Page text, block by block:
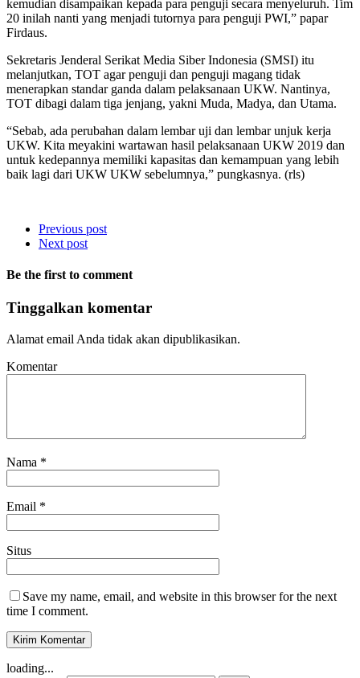
kemudian disampaikan kepada para penguji secara menyeluruh. Tim
20 inilah nanti yang menjadi tutornya para penguji PWI,” papar
Firdaus.
Sekretaris Jenderal Serikat Media Siber Indonesia (SMSI) itu
melanjutkan, TOT agar penguji dan penguji magang tidak
menerapkan standar ganda dalam pelaksanaan UKW. Nantinya,
TOT dibagi dalam tiga jenjang, yakni Muda, Madya, dan Utama.
“Sebab, ada perubahan dalam lembar uji dan lembar unjuk kerja
UKW. Kita meyakini wartawan hasil pelaksanaan UKW 2019 dan
untuk kedepannya memiliki kapasitas dan kemampuan yang lebih
baik lagi dari UKW UKW sebelumnya,” pungkasnya. (rls)
Previous post
Next post
Be the first to comment
Tinggalkan komentar
Alamat email Anda tidak akan dipublikasikan.
Komentar
Nama *
Email *
Situs
Save my name, email, and website in this browser for the next
time I comment.
loading...